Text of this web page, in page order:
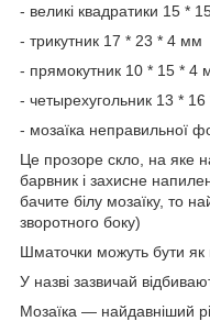
- великі квадратики 15 *
- трикутник 17 * 23 * 4 мм
- прямокутник 10 * 15 * 4
- четырехугольник 13 *
- мозаїка неправильної
Це прозоре скло, на яке
барвник і захисне
бачите білу мозаїку, то
зворотного боку)
Шматочки можуть бути як
У назві зазвичай
Мозаїка — найдавніший